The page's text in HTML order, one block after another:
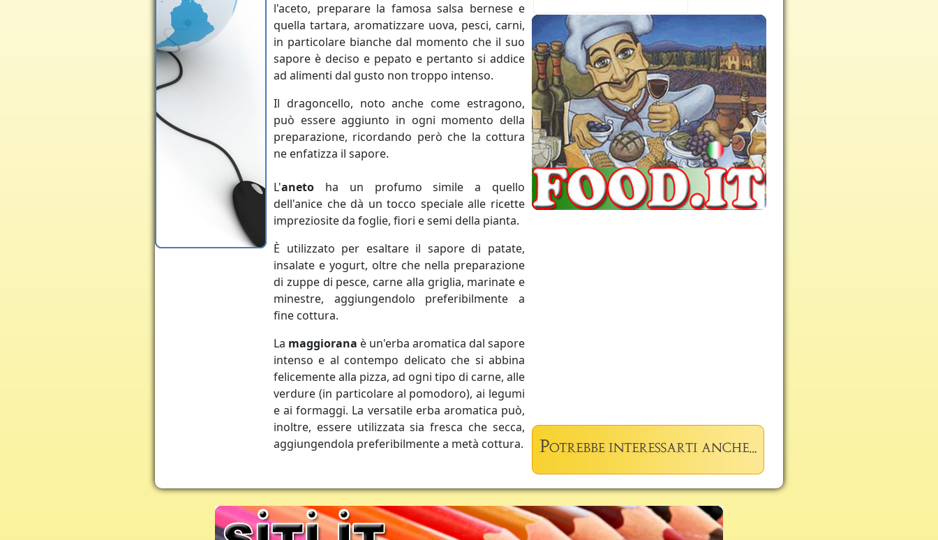
l'aceto, preparare la famosa salsa bernese e
quella tartara, aromatizzare uova, pesci, carni,
in particolare bianche dal momento che il suo
sapore è deciso e pepato e pertanto si addice
ad alimenti dal gusto non troppo intenso.
Il dragoncello, noto anche come estragono,
può essere aggiunto in ogni momento della
preparazione, ricordando però che la cottura
ne enfatizza il sapore.
L'aneto ha un profumo simile a quello
dell'anice che dà un tocco speciale alle ricette
impreziosite da foglie, fiori e semi della pianta.
È utilizzato per esaltare il sapore di patate,
insalate e yogurt, oltre che nella preparazione
di zuppe di pesce, carne alla griglia, marinate e
minestre, aggiungendolo preferibilmente a
fine cottura.
La maggiorana è un'erba aromatica dal sapore
intenso e al contempo delicato che si abbina
felicemente alla pizza, ad ogni tipo di carne, alle
verdure (in particolare al pomodoro), ai legumi
e ai formaggi. La versatile erba aromatica può,
inoltre, essere utilizzata sia fresca che secca,
aggiungendola preferibilmente a metà cottura.